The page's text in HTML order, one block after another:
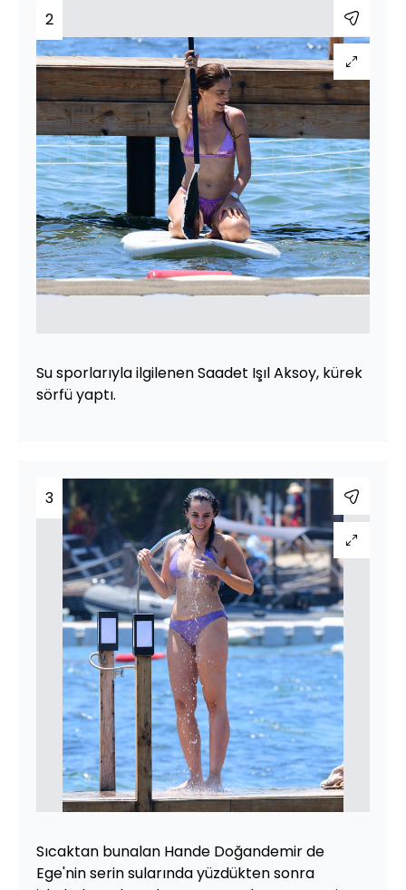
2
Su sporlarıyla ilgilenen Saadet Işıl Aksoy, kürek
sörfü yaptı.
3
Sıcaktan bunalan Hande Doğandemir de
Ege'nin serin sularında yüzdükten sonra